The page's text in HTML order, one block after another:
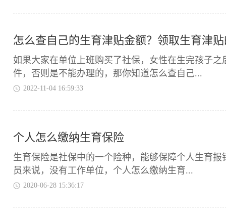
怎么查自己的生育津贴金额？领取生育津
如果大家在单位上班购买了社保，女性在生完孩子
件，否则是不能办理的，那你知道怎么查自己...
2022-11-04 16:59:33
个人怎么缴纳生育保险
生育保险是社保中的一个险种，能够保障个人生育
员来说，没有工作单位，个人怎么缴纳生育...
2020-06-28 15:36:17